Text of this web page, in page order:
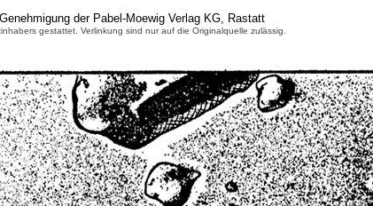
der Pabel-Moewig Verlag KG, Rastatt
gestattet. Verlinkung sind nur auf die Originalquelle zulässig.